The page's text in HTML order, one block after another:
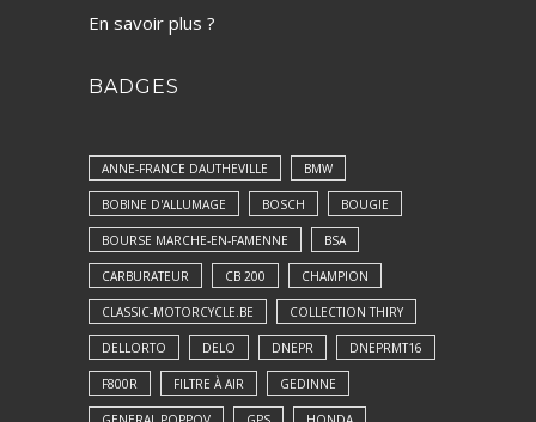
En savoir plus ?
BADGES
ANNE-FRANCE DAUTHEVILLE BMW
BOBINE D'ALLUMAGE BOSCH BOUGIE
BOURSE MARCHE-EN-FAMENNE BSA
CARBURATEUR CB 200 CHAMPION
CLASSIC-MOTORCYCLE.BE COLLECTION THIRY
DELLORTO DELO DNEPR DNEPRMT16
F800R FILTRE À AIR GEDINNE